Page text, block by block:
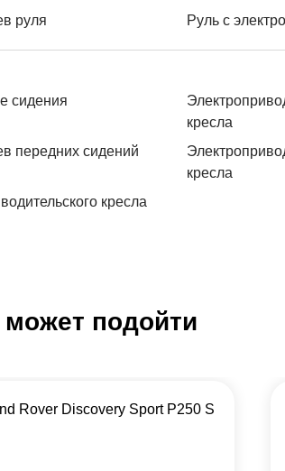
руля Руль с
сидения
кресла
передних сидений
кресла
кресла
может подойти